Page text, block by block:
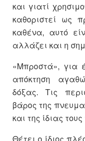
και γιατί
καθοριστεί ως
καθένα, αυτό
αλλάζει και η
«Μπροστά», για
απόκτηση
δόξας. Τις
βάρος της
και της ίδιας